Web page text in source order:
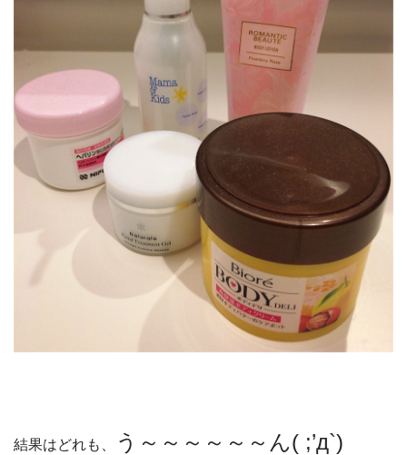
結果はどれも、 う～～～～～～ん( ;’д`)